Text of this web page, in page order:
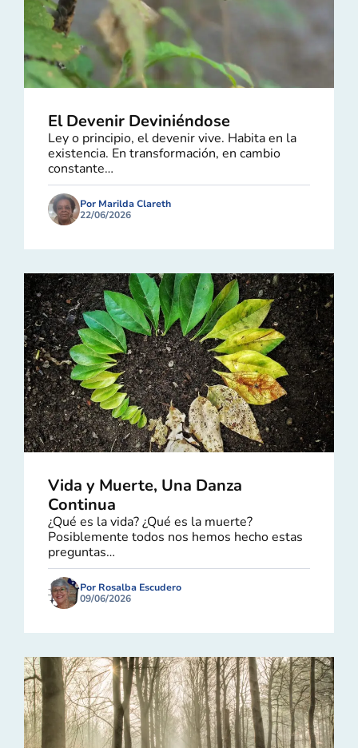
El Devenir Deviniéndose
Ley o principio, el devenir vive. Habita en la
existencia. En transformación, en cambio
constante…
Por Marilda Clareth
22/06/2026
Vida y Muerte, Una Danza
Continua
¿Qué es la vida? ¿Qué es la muerte?
Posiblemente todos nos hemos hecho estas
preguntas…
Por Rosalba Escudero
09/06/2026